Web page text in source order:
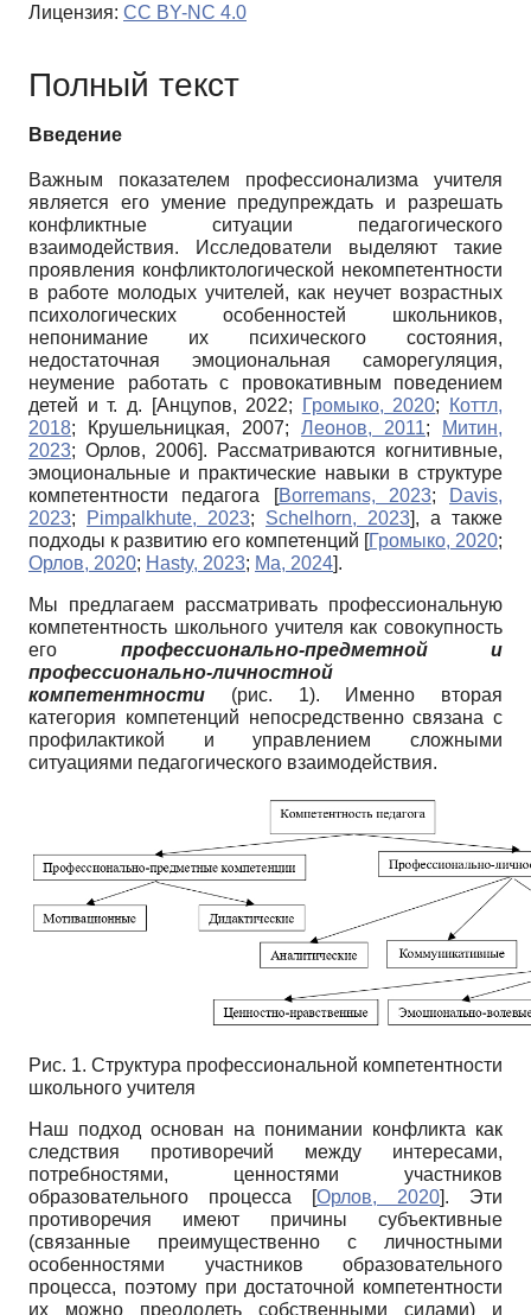
Лицензия: CC BY-NC 4.0
Полный текст
Введение
Важным показателем профессионализма учителя
является его умение предупреждать и разрешать
конфликтные ситуации педагогического
взаимодействия. Исследователи выделяют такие
проявления конфликтологической некомпетентности
в работе молодых учителей, как неучет возрастных
психологических особенностей школьников,
непонимание их психического состояния,
недостаточная эмоциональная саморегуляция,
неумение работать с провокативным поведением
детей и т. д.
[Анцупов, 2022; Громыко, 2020;
Коттл,
2018; Крушельницкая, 2007; Леонов, 2011;
Митин,
2023; Орлов, 2006]. Рассматриваются когнитивные,
эмоциональные и практические навыки в структуре
компетентности педагога
[Borremans, 2023;
Davis,
2023; Pimpalkhute, 2023; Schelhorn, 2023], а также
подходы к развитию его компетенций [Громыко, 2020;
Орлов, 2020; Hasty, 2023; Ma, 2024].
Мы предлагаем рассматривать профессиональную
компетентность школьного учителя как совокупность
его профессионально-предметной и
профессионально-личностной
компетентности (рис. 1). Именно вторая
категория компетенций непосредственно связана с
профилактикой и управлением сложными
ситуациями педагогического взаимодействия.
Рис. 1. Структура профессиональной компетентности
школьного учителя
Наш подход основан на понимании конфликта как
следствия противоречий между интересами,
потребностями, ценностями участников
образовательного процесса
[Орлов, 2020]. Эти
противоречия имеют причины субъективные
(связанные преимущественно с личностными
особенностями участников образовательного
процесса, поэтому при достаточной компетентности
их можно преодолеть собственными силами) и